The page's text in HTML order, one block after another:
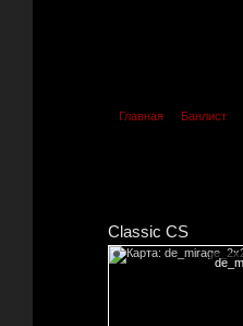
Главная Банлист
Classic CS